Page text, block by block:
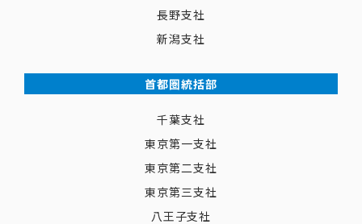
長野支社
新潟支社
首都圏統括部
千葉支社
東京第一支社
東京第二支社
東京第三支社
八王子支社